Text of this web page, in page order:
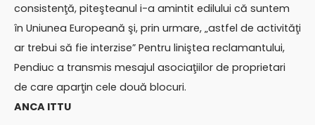
consistenţă, piteşteanul i-a amintit edilului că suntem
în Uniunea Europeană şi, prin urmare, „astfel de activităţi
ar trebui să fie interzise” Pentru liniştea reclamantului,
Pendiuc a transmis mesajul asociaţiilor de proprietari
de care aparţin cele două blocuri.
ANCA ITTU